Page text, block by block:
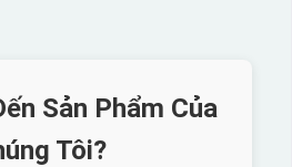
Sản Phẩm Của
Tôi?